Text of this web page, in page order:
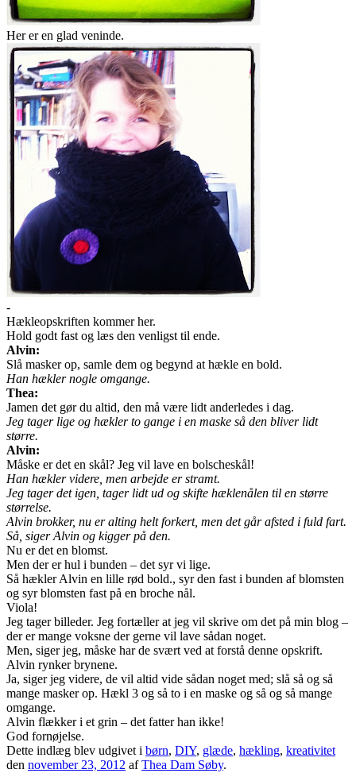
Her er en glad veninde.
-
Hækleopskriften kommer her.
Hold godt fast og læs den venligst til ende.
Alvin:
Slå masker op, samle dem og begynd at hækle en bold.
Han hækler nogle omgange.
Thea:
Jamen det gør du altid, den må være lidt anderledes i dag.
Jeg tager lige og hækler to gange i en maske så den bliver lidt
større.
Alvin:
Måske er det en skål? Jeg vil lave en bolscheskål!
Han hækler videre, men arbejde er stramt.
Jeg tager det igen, tager lidt ud og skifte hæklenålen til en større
størrelse.
Alvin brokker, nu er alting helt forkert, men det går afsted i fuld fart.
Så, siger Alvin og kigger på den.
Nu er det en blomst.
Men der er hul i bunden – det syr vi lige.
Så hækler Alvin en lille rød bold., syr den fast i bunden af blomsten
og syr blomsten fast på en broche nål.
Viola!
Jeg tager billeder. Jeg fortæller at jeg vil skrive om det på min blog –
der er mange voksne der gerne vil lave sådan noget.
Men, siger jeg, måske har de svært ved at forstå denne opskrift.
Alvin rynker brynene.
Ja, siger jeg videre, de vil altid vide sådan noget med; slå så og så
mange masker op. Hækl 3 og så to i en maske og så og så mange
omgange.
Alvin flækker i et grin – det fatter han ikke!
God fornøjelse.
Dette indlæg blev udgivet i børn, DIY, glæde, hækling, kreativitet
den november 23, 2012 afThea Dam Søby.